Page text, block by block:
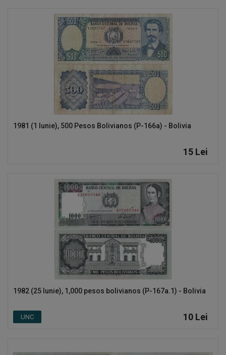
1981 (1 Iunie), 500 Pesos Bolivianos (P-166a) - Bolivia
15 Lei
1982 (25 Iunie), 1,000 pesos bolivianos (P-167a.1) - Bolivia
UNC 10 Lei